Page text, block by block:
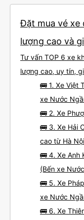
Đặt mua vé xe
lượng cao và
Tư vấn TOP 6 xe
lượng cao, uy tín,
🚌 1. Xe Việt
xe Nước
🚌 2. Xe
🚌 3. Xe Hải
cao từ Hà Nội
🚌 4. Xe Anh
(Bến xe
🚌 5. Xe
xe Nước
🚌 6. Xe